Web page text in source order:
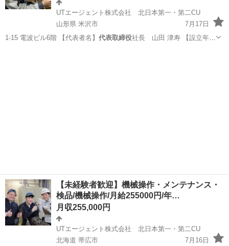
UTエージェント株式会社 北日本第一・第二CU
山形県 米沢市
7月17日
1-15 電波ビル6階 【代表者名】 代表取締役社長 山田 津寿 【設立年
【未経験者歓迎】機械操作・メンテナンス・
検品/機械操作/月給255000円/年…
月収255,000円
UTエージェント株式会社 北日本第一・第二CU
北海道 帯広市
7月16日